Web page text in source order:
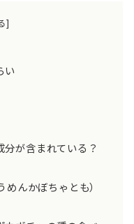
い
が含まれている？
んかぼちゃとも）